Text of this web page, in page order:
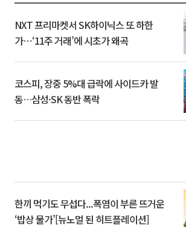
NXT 프리마켓서 SK하이닉스 또 하한
가⋯‘11주 거래’에 시초가 왜곡
코스피, 장중 5%대 급락에 사이드카 발
동…삼성·SK 동반 폭락
한끼 먹기도 무섭다...폭염이 부른 뜨거운
‘밥상 물가’[뉴노멀 된 히트플레이션]